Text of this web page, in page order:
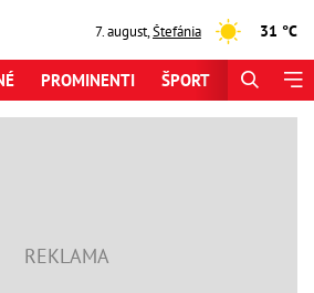
7. august,Štefánia 31 °C
PROMINENTI ŠPORT